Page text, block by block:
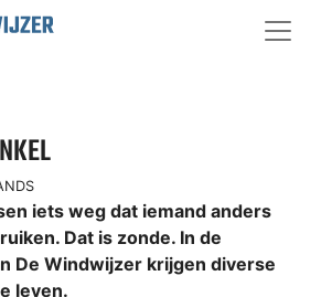
iets weg dat iemand anders
Dat is zonde. In de
De Windwijzer krijgen diverse
leven.